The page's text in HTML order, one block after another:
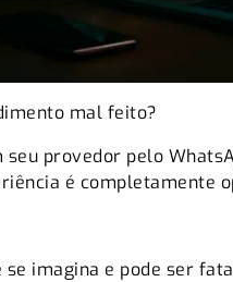
mal feito?
provedor pelo
é completamente
imagina e pode ser